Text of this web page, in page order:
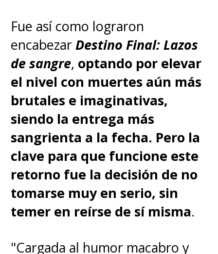
Fue así como lograron
encabezarDestino Final: Lazos
de sangre, optando por elevar
el nivel con muertes aún más
brutales e imaginativas,
siendo la entrega más
sangrienta a la fecha. Pero la
clave para que funcione este
retorno fue la decisión de no
tomarse muy en serio, sin
temer en reírse de sí misma.
"Cargada al humor macabro y